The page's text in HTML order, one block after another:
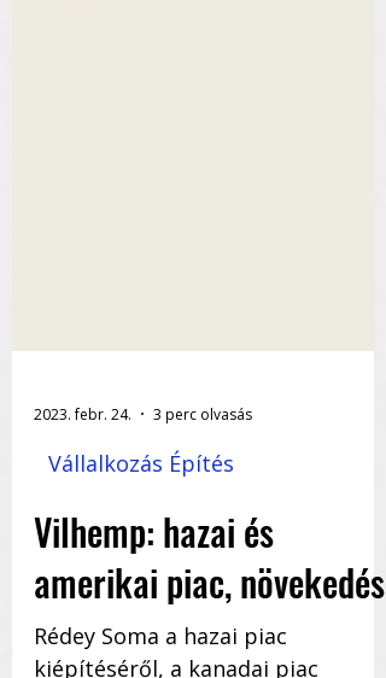
2023. febr. 24. 3 perc olvasás
Vállalkozás Építés
Vilhemp: hazai és
amerikai piac, növekedés